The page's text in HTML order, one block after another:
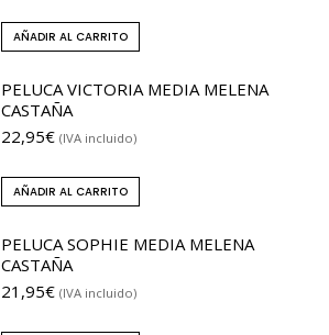
AÑADIR AL CARRITO
PELUCA VICTORIA MEDIA MELENA
CASTAÑA
22,95€ (IVA incluido)
AÑADIR AL CARRITO
PELUCA SOPHIE MEDIA MELENA
CASTAÑA
21,95€ (IVA incluido)